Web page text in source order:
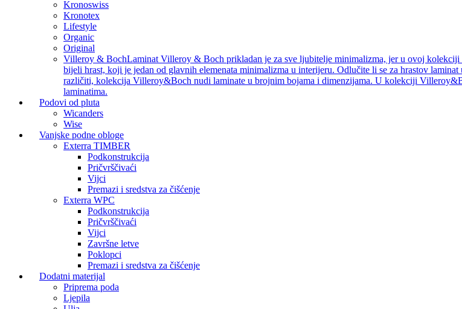
Kronoswiss
Kronotex
Lifestyle
Organic
Original
Villeroy & BochLaminat Villeroy & Boch prikladan je za sve ljubitelje minimalizma, jer u ovoj
bijeli hrast, koji je jedan od glavnih elemenata minimalizma u interijeru. Odlučite li se za hrastov
različiti, kolekcija Villeroy&Boch nudi laminate u brojnim bojama i dimenzijama. U kolekciji
laminatima.
Podovi od pluta
Wicanders
Wise
Vanjske podne obloge
Exterra TIMBER
Podkonstrukcija
Pričvrščivaći
Vijci
Premazi i sredstva za čišćenje
Exterra WPC
Podkonstrukcija
Pričvrščivaći
Vijci
Završne letve
Poklopci
Premazi i sredstva za čišćenje
Dodatni materijal
Priprema poda
Ljepila